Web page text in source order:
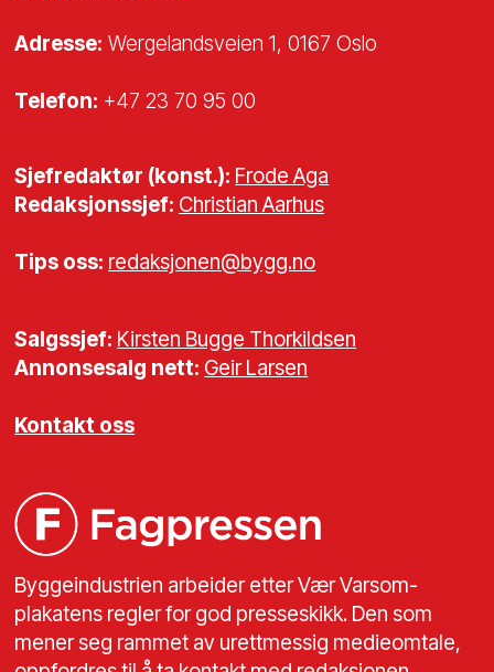
Adresse: Wergelandsveien 1, 0167 Oslo
Telefon: +47 23 70 95 00
Sjefredaktør (konst.): Frode Aga
Redaksjonssjef: Christian Aarhus
Tips oss: redaksjonen@bygg.no
Salgssjef: Kirsten Bugge Thorkildsen
Annonsesalg nett: Geir Larsen
Kontakt oss
Byggeindustrien arbeider etter Vær Varsom-
plakatens regler for god presseskikk. Den som
mener seg rammet av urettmessig medieomtale,